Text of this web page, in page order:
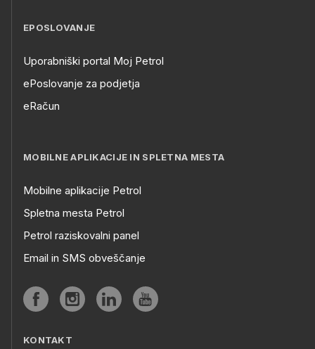
EPOSLOVANJE
Uporabniški portal Moj Petrol
ePoslovanje za podjetja
eRačun
MOBILNE APLIKACIJE IN SPLETNA MESTA
Mobilne aplikacije Petrol
Spletna mesta Petrol
Petrol raziskovalni panel
Email in SMS obveščanje
KONTAKT